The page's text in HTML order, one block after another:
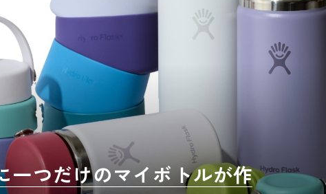
に一つだけのマイボトルが作